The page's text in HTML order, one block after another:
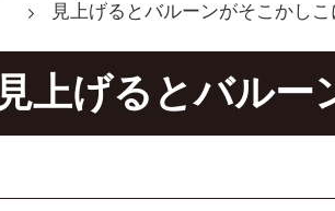
見上げるとバルーンがそこかし
見上げるとバルー